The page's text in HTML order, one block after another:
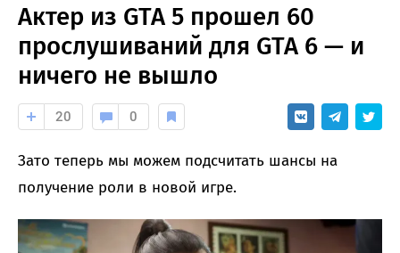
Актер из GTA 5 прошел 60
прослушиваний для GTA 6 — и
ничего не вышло
20 0
Зато теперь мы можем подсчитать шансы на
получение роли в новой игре.